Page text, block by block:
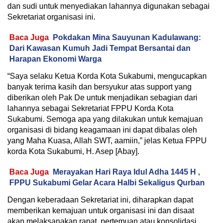
dan sudi untuk menyediakan lahannya digunakan sebagai
Sekretariat organisasi ini.
Baca Juga
Pokdakan Mina Sauyunan Kadulawang:
Dari Kawasan Kumuh Jadi Tempat Bersantai dan
Harapan Ekonomi Warga
“Saya selaku Ketua Korda Kota Sukabumi, mengucapkan
banyak terima kasih dan bersyukur atas support yang
diberikan oleh Pak De untuk menjadikan sebagian dari
lahannya sebagai Sekretariat FPPU Korda Kota
Sukabumi. Semoga apa yang dilakukan untuk kemajuan
organisasi di bidang keagamaan ini dapat dibalas oleh
yang Maha Kuasa, Allah SWT, aamiin,” jelas Ketua FPPU
korda Kota Sukabumi, H. Asep [Abay].
Baca Juga
Merayakan Hari Raya Idul Adha 1445 H ,
FPPU Sukabumi Gelar Acara Halbi Sekaligus Qurban
Dengan keberadaan Sekretariat ini, diharapkan dapat
memberikan kemajuan untuk organisasi ini dan disaat
akan melaksanakan rapat, pertemuan atau konsolidasi